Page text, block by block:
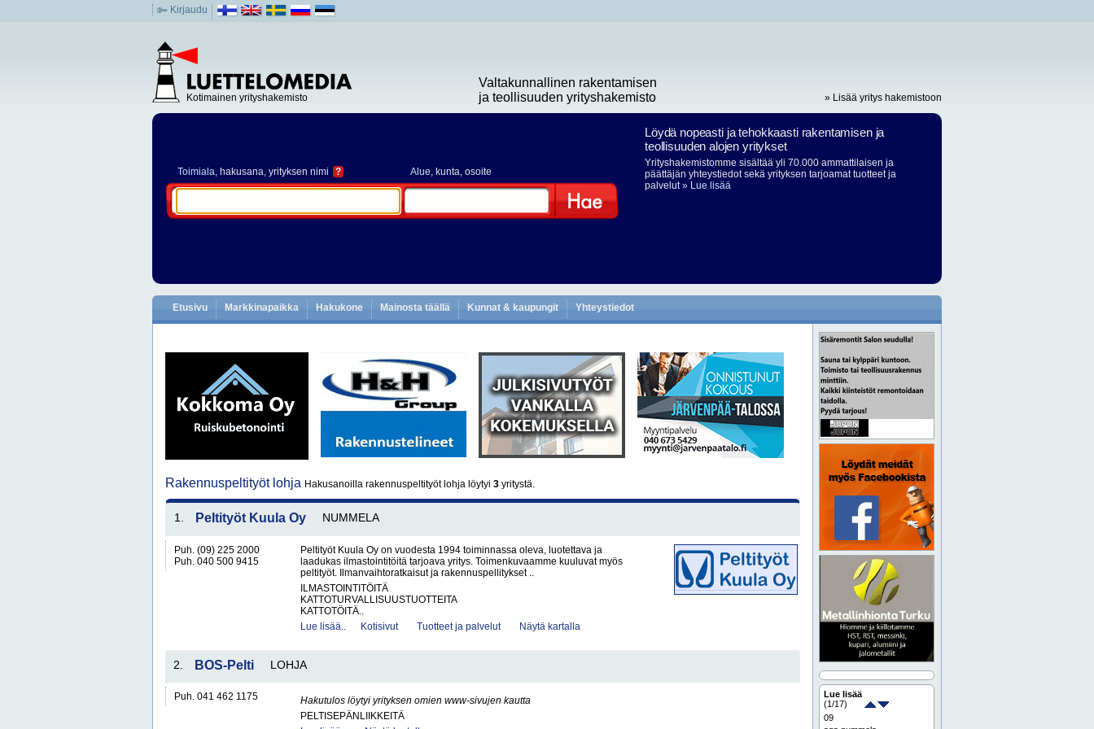
Kirjaudu
Kotimainen yrityshakemisto
Valtakunnallinen rakentamisen
ja teollisuuden yrityshakemisto
» Lisää yritys hakemistoon
Toimiala, hakusana, yrityksen nimi ? Alue, kunta, osoite
Löydä nopeasti ja tehokkaasti rakentamisen ja
teollisuuden alojen yritykset
Yrityshakemistomme sisältää yli 70.000 ammattilaisen ja
päättäjän yhteystiedot sekä yrityksen tarjoamat tuotteet ja
palvelut» Lue lisää
Etusivu Markkinapaikka Hakukone Mainosta täällä Kunnat & kaupungit Yhteystiedot
Rakennuspeltityöt lohja Hakusanoilla rakennuspeltityöt lohja löytyi 3 yritystä.
1. Peltityöt Kuula Oy NUMMELA
Puh. (09) 225 2000
Puh. 040 500 9415
Peltityöt Kuula Oy on vuodesta 1994 toiminnassa oleva, luotettava ja
laadukas ilmastointitöitä tarjoava yritys. Toimenkuvaamme kuuluvat myös
peltityöt. Ilmanvaihtoratkaisut ja rakennuspellitykset ..
ILMASTOINTITÖITÄ
KATTOTURVALLISUUSTUOTTEITA
KATTOTÖITÄ..
Lue lisää..
Kotisivut Tuotteet ja palvelut Näytä kartalla
2. BOS-Pelti LOHJA
Puh. 041 462 1175
Hakutulos löytyi yrityksen omien www-sivujen kautta
PELTISEPÄNLIIKKEITÄ
Lue lisää
(1/17)
09